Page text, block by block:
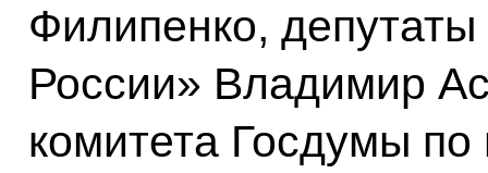
Филипенко,
России» Владимир
комитета Госдумы